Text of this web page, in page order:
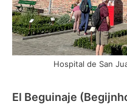
Hospital de San
El Beguinaje